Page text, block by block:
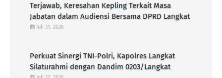
Terjawab, Keresahan Kepling Terkait Masa
Jabatan dalam Audiensi Bersama DPRD Langkat
Juli 31, 2026
Perkuat Sinergi TNI-Polri, Kapolres Langkat
Silaturahmi dengan Dandim 0203/Langkat